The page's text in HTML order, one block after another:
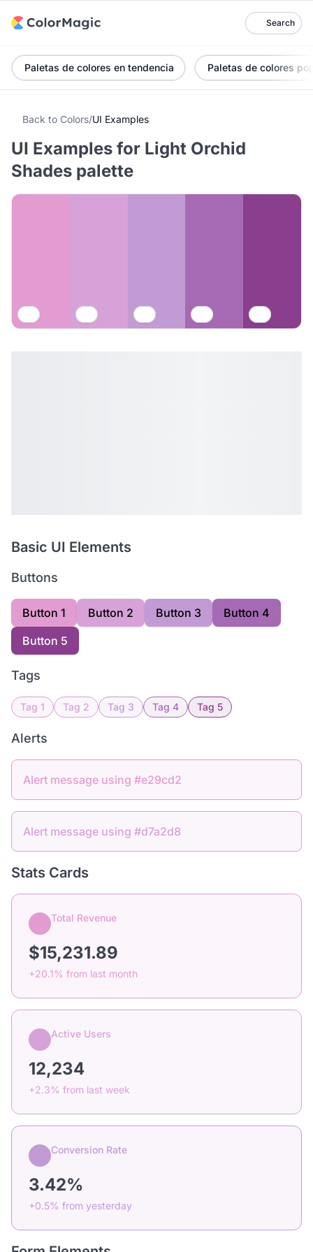
Search
Paletas de colores en tendencia Paletas de colores
Back to Colors/UI Examples
UI Examples for Light Orchid
Shades palette
Basic UI Elements
Buttons
Button 1 Button 2 Button 3
Button 4
Button 5
Tags
Tag 1 Tag 2 Tag 3 Tag 4 Tag 5
Alerts
Alert message using #e29cd2
Alert message using #d7a2d8
Stats Cards
Total Revenue
$15,231.89
+20.1% from last month
Active Users
12,234
+2.3% from last week
Conversion Rate
3.42%
+0.5% from yesterday